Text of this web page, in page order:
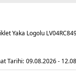
Yaka Logolu
Tarihi: 09.08.2026 -